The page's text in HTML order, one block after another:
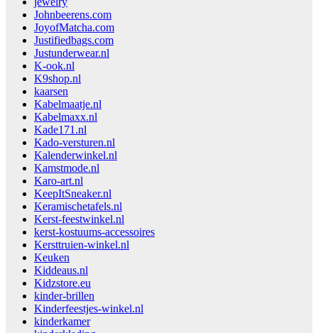
Johnbeerens.com
JoyofMatcha.com
Justifiedbags.com
Justunderwear.nl
K-ook.nl
K9shop.nl
kaarsen
Kabelmaatje.nl
Kabelmaxx.nl
Kade171.nl
Kado-versturen.nl
Kalenderwinkel.nl
Kamstmode.nl
Karo-art.nl
KeepItSneaker.nl
Keramischetafels.nl
Kerst-feestwinkel.nl
kerst-kostuums-accessoires
Kersttruien-winkel.nl
Keuken
Kiddeaus.nl
Kidzstore.eu
kinder-brillen
Kinderfeestjes-winkel.nl
kinderkamer